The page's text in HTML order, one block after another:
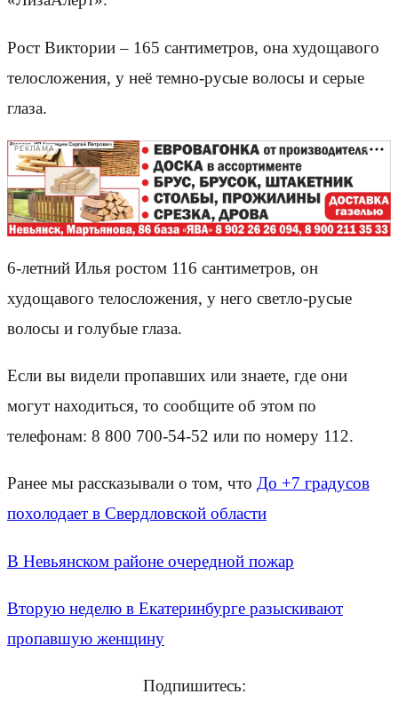
Рост Виктории – 165 сантиметров, она худощавого
телосложения, у неё темно-русые волосы и серые
глаза.
РЕКЛАМА
6-летний Илья ростом 116 сантиметров, он
худощавого телосложения, у него светло-русые
волосы и голубые глаза.
Если вы видели пропавших или знаете, где они
могут находиться, то сообщите об этом по
телефонам: 8 800 700-54-52 или по номеру 112.
Ранее мы рассказывали о том, что До +7 градусов
похолодает в Свердловской области
В Невьянском районе очередной пожар
Вторую неделю в Екатеринбурге разыскивают
пропавшую женщину
Подпишитесь: